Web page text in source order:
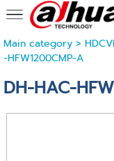
Main category>
-HFW1200CMP-A
DH-HAC-